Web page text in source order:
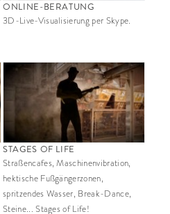
ONLINE-BERATUNG
3D-Live-Visualisierung per Skype.
STAGES OF LIFE
Straßencafes, Maschinenvibration,
hektische Fußgängerzonen,
spritzendes Wasser, Break-Dance,
Steine... Stages of Life!